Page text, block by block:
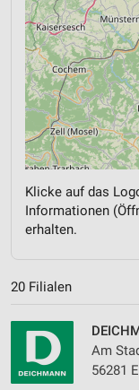
Klicke auf das
Informationen
erhalten.
20 Filialen
Am
56281